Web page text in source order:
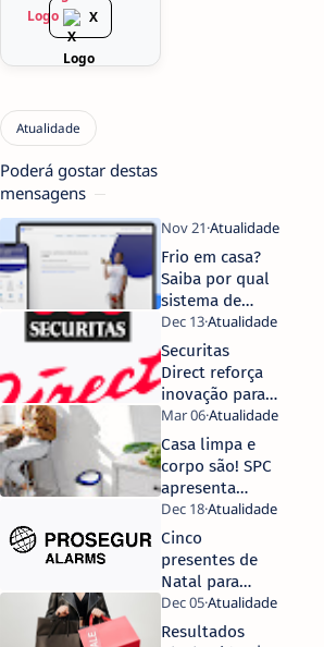
X
Poderá gostar destas
mensagens
Frio em casa?
Saiba por qual
sistema de
aquecimento
optar
Securitas
Direct reforça
inovação para
combater
novas técnicas
de assaltos
Casa limpa e
corpo são! SPC
apresenta
algumas
recomendações
para manter
uma boa
qualidade do
Cinco
presentes de
Natal para
manter os
entes queridos
Resultados